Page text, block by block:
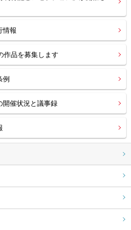
情報
作品を募集します
例
開催状況と議事録